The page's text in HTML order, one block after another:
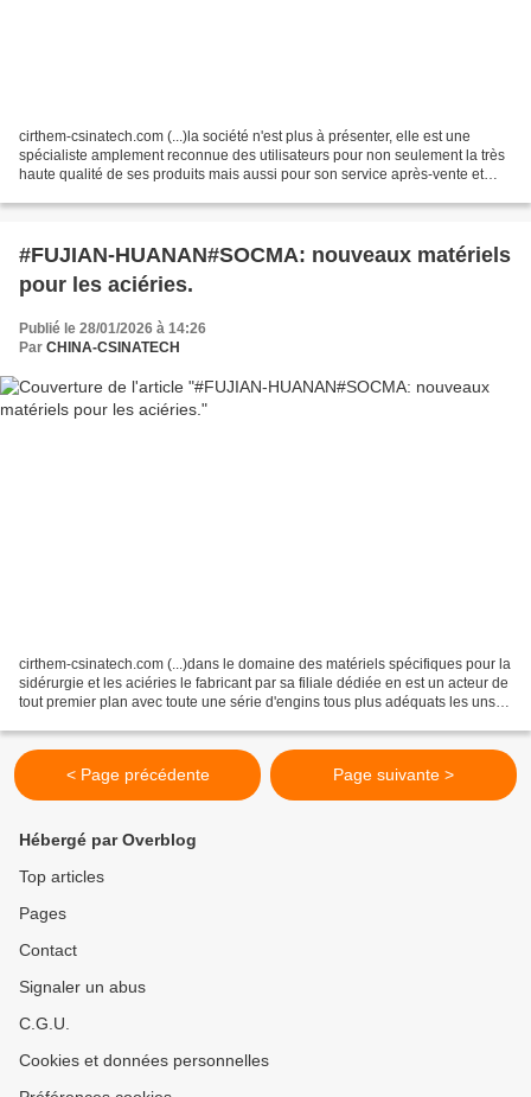
cirthem-csinatech.com (...)la société n'est plus à présenter, elle est une
spécialiste amplement reconnue des utilisateurs pour non seulement la très
haute qualité de ses produits mais aussi pour son service après-vente et
#FUJIAN-HUANAN#SOCMA: nouveaux matériels
pour les aciéries.
Publié le 28/01/2026 à 14:26
Par CHINA-CSINATECH
cirthem-csinatech.com (...)dans le domaine des matériels spécifiques pour la
sidérurgie et les aciéries le fabricant par sa filiale dédiée en est un acteur de
tout premier plan avec toute une série d'engins tous plus adéquats les uns
< Page précédente Page suivante >
Hébergé par Overblog
Top articles
Pages
Contact
Signaler un abus
C.G.U.
Cookies et données personnelles